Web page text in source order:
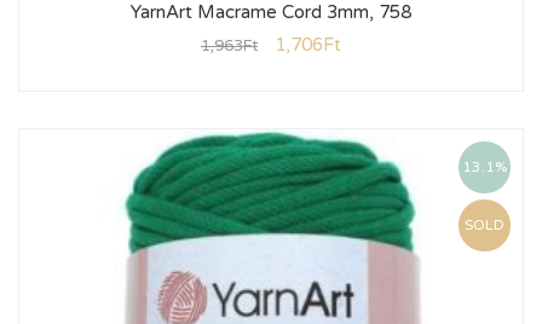
YarnArt Macrame Cord 3mm, 758
1,963Ft 1,706Ft
13.1%
SOLD